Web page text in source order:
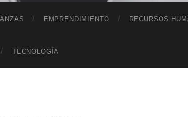
EMPRENDIMIENTO RECURSOS
TECNOLOGÍA